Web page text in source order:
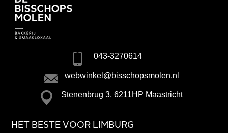
043-3270614
webwinkel@bisschopsmolen.nl
Stenenbrug 3, 6211HP Maastricht
HET BESTE VOOR LIMBURG